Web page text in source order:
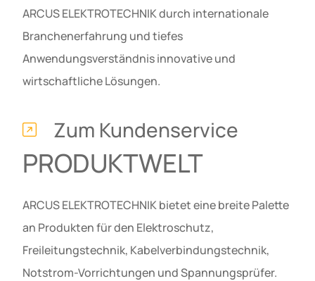
ARCUS ELEKTROTECHNIK durch internationale
Branchenerfahrung und tiefes
Anwendungsverständnis innovative und
wirtschaftliche Lösungen.
Zum Kundenservice
PRODUKTWELT
ARCUS ELEKTROTECHNIK bietet eine breite Palette
an Produkten für den Elektroschutz,
Freileitungstechnik, Kabelverbindungstechnik,
Notstrom-Vorrichtungen und Spannungsprüfer.